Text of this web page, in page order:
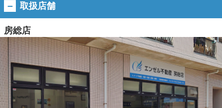
取扱店舗
房総店